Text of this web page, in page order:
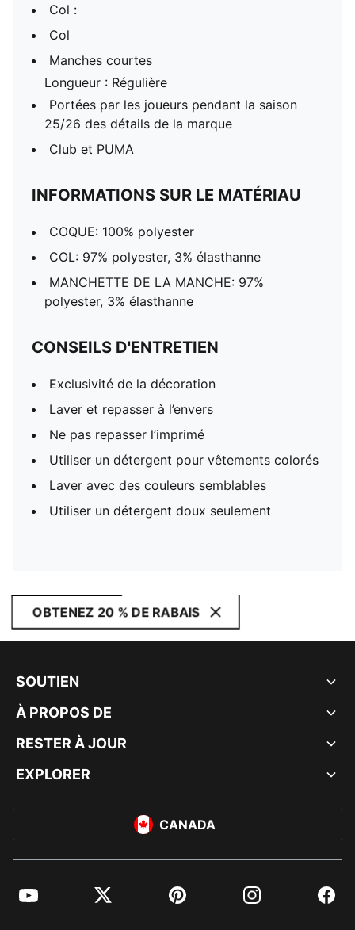
Col :
Col
Manches courtes
Longueur : Régulière
Portées par les joueurs pendant la saison
25/26 des détails de la marque
Club et PUMA
INFORMATIONS SUR LE MATÉRIAU
COQUE: 100% polyester
COL: 97% polyester, 3% élasthanne
MANCHETTE DE LA MANCHE: 97%
polyester, 3% élasthanne
CONSEILS D'ENTRETIEN
Exclusivité de la décoration
Laver et repasser à l’envers
Ne pas repasser l’imprimé
Utiliser un détergent pour vêtements colorés
Laver avec des couleurs semblables
Utiliser un détergent doux seulement
OBTENEZ 20 % DE RABAIS
SOUTIEN
À PROPOS DE
RESTER À JOUR
EXPLORER
CANADA
YouTube Twitter Pinterest Instagram